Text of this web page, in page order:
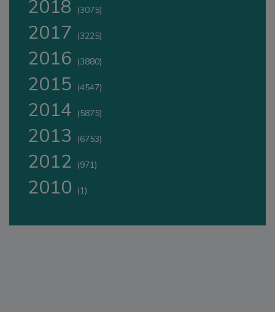
2018 (3075)
2017 (3225)
2016 (3880)
2015 (4547)
2014 (5875)
2013 (6753)
2012 (971)
2010 (1)